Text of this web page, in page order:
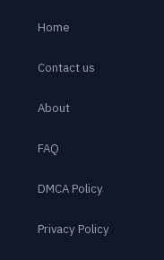
Home
Contact us
About
FAQ
DMCA Policy
Privacy Policy